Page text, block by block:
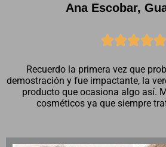
Ana Escobar,

Recuerdo la primera vez que
demostración y fue impactante, la
producto que ocasiona algo así.
cosméticos ya que siempre